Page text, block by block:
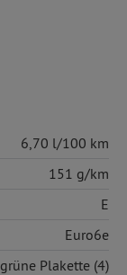
6,70 l/100 km
151 g/km
E
Euro6e
grüne Plakette (4)